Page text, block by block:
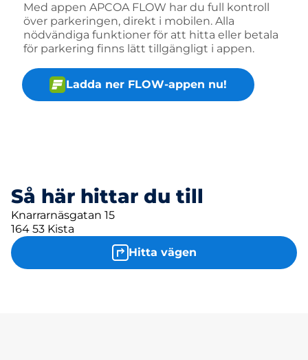
Med appen APCOA FLOW har du full kontroll
över parkeringen, direkt i mobilen. Alla
nödvändiga funktioner för att hitta eller betala
för parkering finns lätt tillgängligt i appen.
Ladda ner FLOW-appen nu!
Så här hittar du till
Knarrarnäsgatan 15
164 53 Kista
Hitta vägen